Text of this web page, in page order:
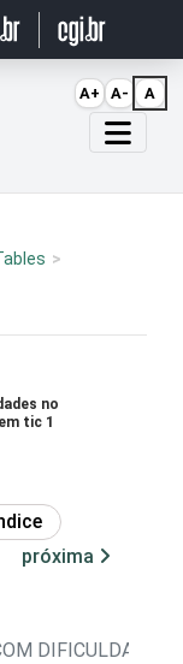
no
tic 1
próxima
DIFICULDADES
A+ A- A